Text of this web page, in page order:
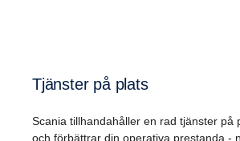
Tjänster på plats
Scania tillhandahåller en rad tjänster på
och förbättrar din operativa prestanda -